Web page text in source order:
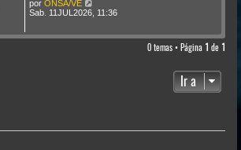
por ONSA/VE
Sab. 11JUL2026, 11:36
0 temas • Página 1 de 1
Ir a